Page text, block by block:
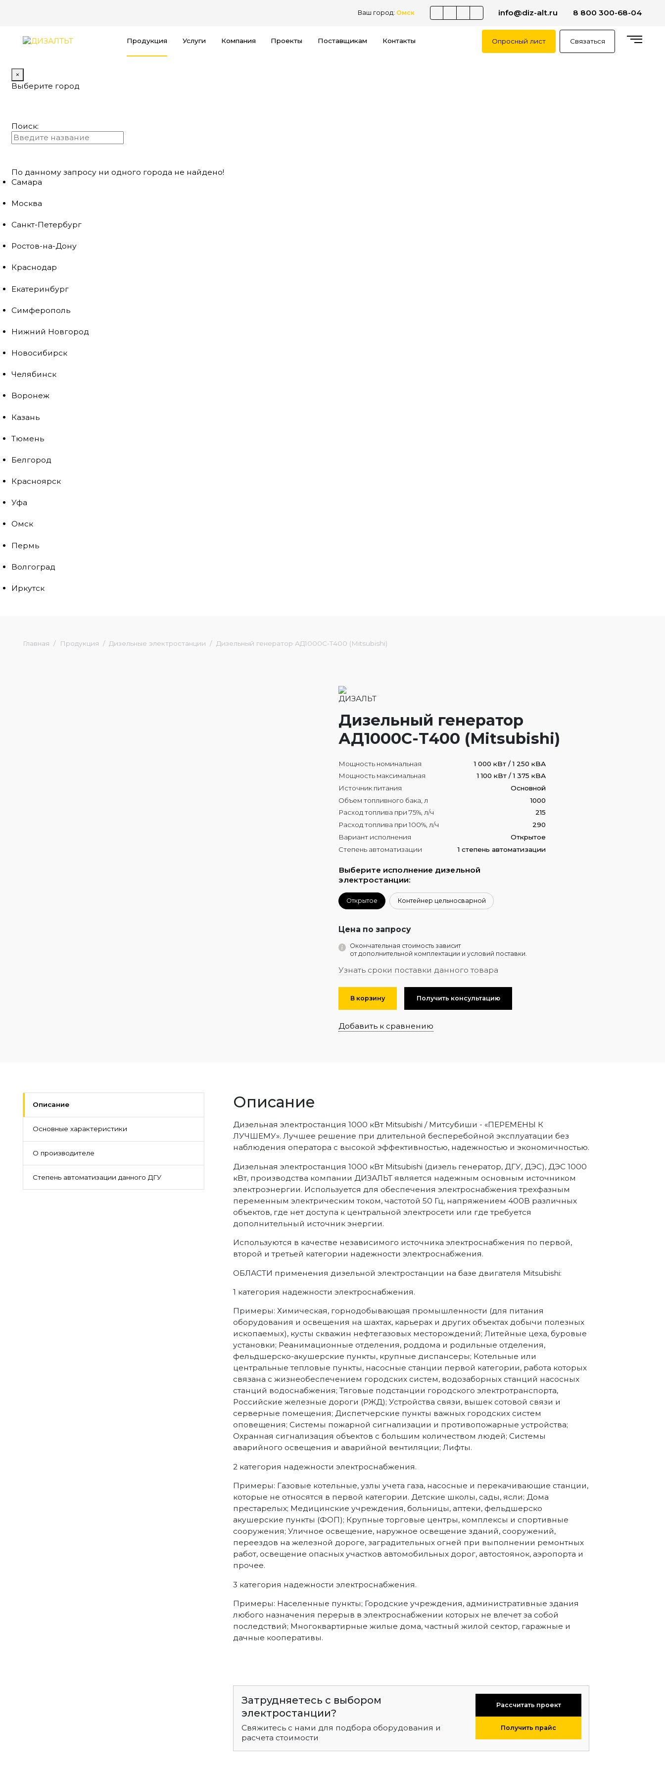
Ваш город: Омск info@diz-alt.ru 8 800 300-68-04
Продукция Услуги Компания Проекты Поставщикам Контакты Опросный лист Связаться
×
Выберите город
Поиск:
По данному запросу ни одного города не найдено!
Самара
Москва
Санкт-Петербург
Ростов-на-Дону
Краснодар
Екатеринбург
Симферополь
Нижний Новгород
Новосибирск
Челябинск
Воронеж
Казань
Тюмень
Белгород
Красноярск
Уфа
Омск
Пермь
Волгоград
Иркутск
Главная Продукция Дизельные электростанции Дизельный генератор АД1000С-Т400 (Mitsubishi)
Дизельный генератор
АД1000С-Т400 (Mitsubishi)
Мощность номинальная
1 000 кВт / 1 250 кВА
Мощность максимальная
1 100 кВт / 1 375 кВА
Источник питания
Основной
Объем топливного бака, л
1000
Расход топлива при 75%, л/ч
215
Расход топлива при 100%, л/ч
290
Вариант исполнения
Открытое
Степень автоматизации
1 степень автоматизации
Выберите исполнение дизельной
электростанции:
Открытое Контейнер цельносварной
Цена по запросу
Окончательная стоимость зависит
от дополнительной комплектации и условий поставки.
Узнать сроки поставки данного товара
В корзину Получить консультацию
Добавить к сравнению
Описание
Основные характеристики
О производителе
Степень автоматизации данного ДГУ
Описание
Дизельная электростанция 1000 кВт Mitsubishi / Митсубиши - «ПЕРЕМЕНЫ К
ЛУЧШЕМУ». Лучшее решение при длительной бесперебойной эксплуатации без
наблюдения оператора с высокой эффективностью, надежностью и экономичностью.
Дизельная электростанция 1000 кВт Mitsubishi (дизель генератор, ДГУ, ДЭС), ДЭС 1000
кВт, производства компании ДИЗАЛЬТ является надежным основным источником
электроэнергии. Используется для обеспечения электроснабжения трехфазным
переменным электрическим током, частотой 50 Гц, напряжением 400В различных
объектов, где нет доступа к центральной электросети или где требуется
дополнительный источник энергии.
Используются в качестве независимого источника электроснабжения по первой,
второй и третьей категории надежности электроснабжения.
ОБЛАСТИ применения дизельной электростанции на базе двигателя Mitsubishi:
1 категория надежности электроснабжения.
Примеры: Химическая, горнодобывающая промышленности (для питания
оборудования и освещения на шахтах, карьерах и других объектах добычи полезных
ископаемых), кусты скважин нефтегазовых месторождений; Литейные цеха, буровые
установки; Реанимационные отделения, роддома и родильные отделения,
фельдшерско-акушерские пункты, крупные диспансеры; Котельные или
центральные тепловые пункты, насосные станции первой категории, работа которых
связана с жизнеобеспечением городских систем, водозаборных станций насосных
станций водоснабжения; Тяговые подстанции городского электротранспорта,
Российские железные дороги (РЖД); Устройства связи, вышек сотовой связи и
серверные помещения; Диспетчерские пункты важных городских систем
оповещения; Системы пожарной сигнализации и противопожарные устройства;
Охранная сигнализация объектов с большим количеством людей; Системы
аварийного освещения и аварийной вентиляции; Лифты.
2 категория надежности электроснабжения.
Примеры: Газовые котельные, узлы учета газа, насосные и перекачивающие станции,
которые не относятся в первой категории. Детские школы, сады, ясли; Дома
престарелых; Медицинские учреждения, больницы, аптеки, фельдшерско
акушерские пункты (ФОП); Крупные торговые центры, комплексы и спортивные
сооружения; Уличное освещение, наружное освещение зданий, сооружений,
переездов на железной дороге, заградительных огней при выполнении ремонтных
работ, освещение опасных участков автомобильных дорог, автостоянок, аэропорта и
прочее.
3 категория надежности электроснабжения.
Примеры: Населенные пункты; Городские учреждения, административные здания
любого назначения перерыв в электроснабжении которых не влечет за собой
последствий; Многоквартирные жилые дома, частный жилой сектор, гаражные и
дачные кооперативы.
Затрудняетесь с выбором
электростанции?
Свяжитесь с нами для подбора оборудования и
расчета стоимости
Рассчитать проект
Получить прайс